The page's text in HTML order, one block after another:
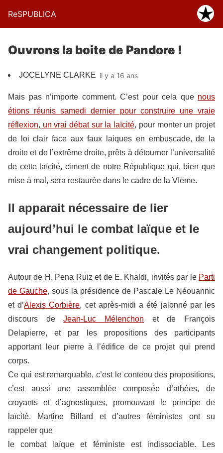
ReSPUBLICA
Ouvrons la boite de Pandore !
JOCELYNE CLARKE il y a 16 ans
Mais pas n’importe comment. C’est pour cela que nous
étions réunis samedi dernier pour construire une vraie
réflexion, un vrai débat sur la laïcité, pour monter un projet
de loi clair face aux faux laiques en embuscade, de la
droite et de l’extrême droite, prêts à détourner l’universalité
de cette laïcité, ciment de notre République qui, bien que
mise à mal, sera restaurée dans le cadre de la VIème.
Il apparait nécessaire de lier
aujourd’hui le combat laïque et le
vrai changement politique.
Autour de H. Pena Ruiz et de E. Khaldi, invités par le Parti
de Gauche, sous la présidence de Pascale Le Néouannic
et d’Alexis Corbière, cet après-midi a été jalonné par les
discours deJean-Luc Mélenchon et de François
Delapierre, et par les propositions des participants
apportant leur pierre à l’édifice de ce projet qui prend
corps.
Ce qui est remarquable, c’est le contenu des propositions,
c’est aussi une assemblée composée d’athées, de
croyants et d’agnostiques, promouvant le principe de
laïcité. Martine Billard et d’autres féministes ont su
rappeler que
le combat laïque et féministe est indissociable. Les